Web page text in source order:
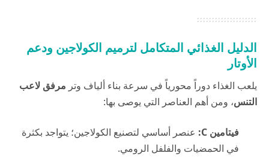
الدليل الغذائي المتكامل لترميم الكولاجين ودعم
الأوتار
يلعب الغذاء دوراً محورياً في سرعة بناء ألياف وتر مرفق لاعب
التنس، ومن أهم العناصر التي يوصى بها:
فيتامين C:
عنصر أساسي لتصنيع الكولاجين؛ يتواجد بكثرة
في الحمضيات والفلفل الرومي.